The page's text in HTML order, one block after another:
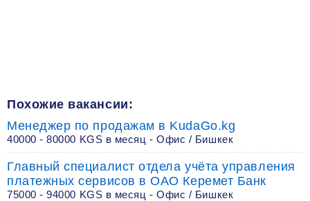
Похожие вакансии:
Менеджер по продажам в KudaGo.kg
40000 - 80000 KGS в месяц - Офис / Бишкек
Главный специалист отдела учёта управления
платежных сервисов в ОАО Керемет Банк
75000 - 94000 KGS в месяц - Офис / Бишкек